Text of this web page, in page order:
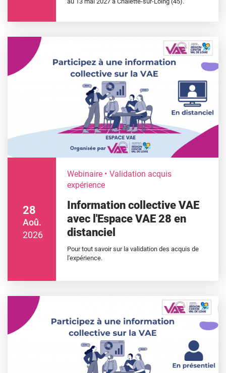
28
Aoû.
2026
Webinaire
Validation acquis
expérience
Information collective VAE
avec l'Espace VAE 28 en
distanciel
Pour tout savoir sur la validation des acquis de
l'expérience.